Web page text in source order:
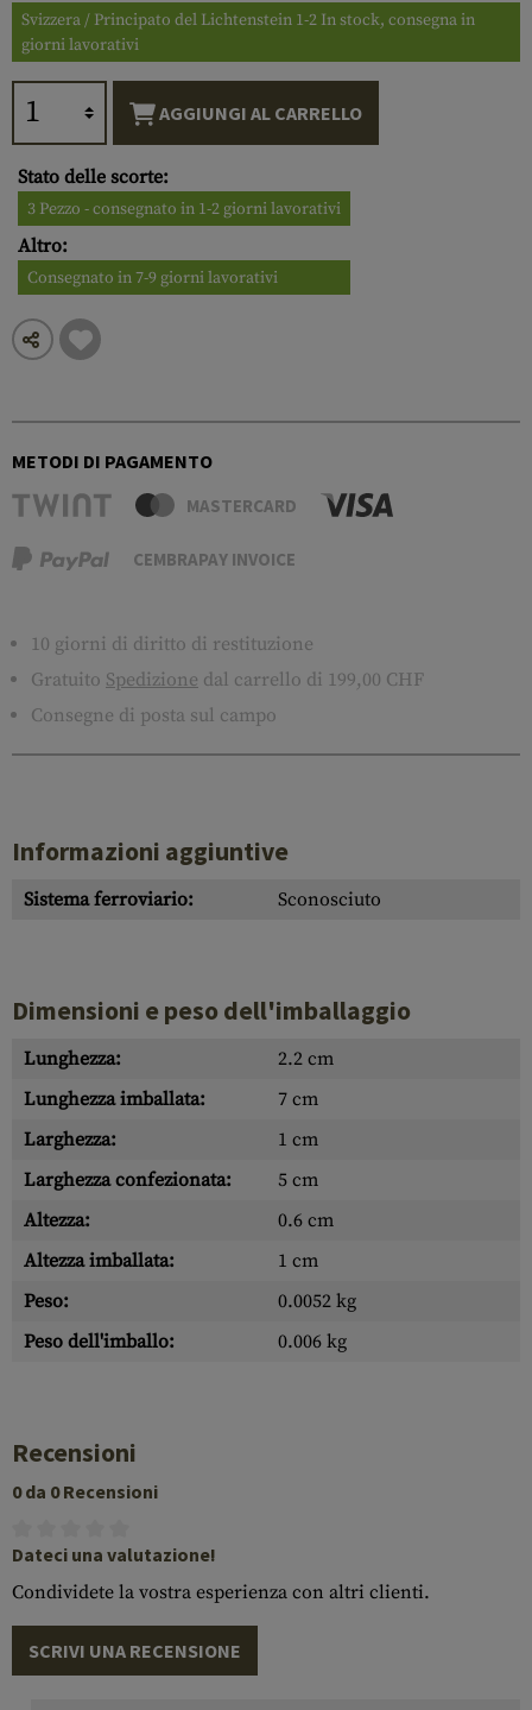
Svizzera / Principato del Lichtenstein 1-2 In stock, consegna in
giorni lavorativi
AGGIUNGI AL CARRELLO
Stato delle scorte:
3 Pezzo - consegnato in 1-2 giorni lavorativi
Altro:
Consegnato in 7-9 giorni lavorativi
METODI DI PAGAMENTO
MASTERCARD
CEMBRAPAY INVOICE
10 giorni di diritto di restituzione
Gratuito Spedizione dal carrello di 199,00 CHF
Consegne di posta sul campo
Informazioni aggiuntive
Sistema ferroviario: Sconosciuto
Dimensioni e peso dell'imballaggio
Lunghezza:
2.2 cm
Lunghezza imballata:
7 cm
Larghezza:
1 cm
Larghezza confezionata:
5 cm
Altezza:
0.6 cm
Altezza imballata:
1 cm
Peso:
0.0052 kg
Peso dell'imballo:
0.006 kg
Recensioni
0 da 0 Recensioni
Dateci una valutazione!
Condividete la vostra esperienza con altri clienti.
SCRIVI UNA RECENSIONE